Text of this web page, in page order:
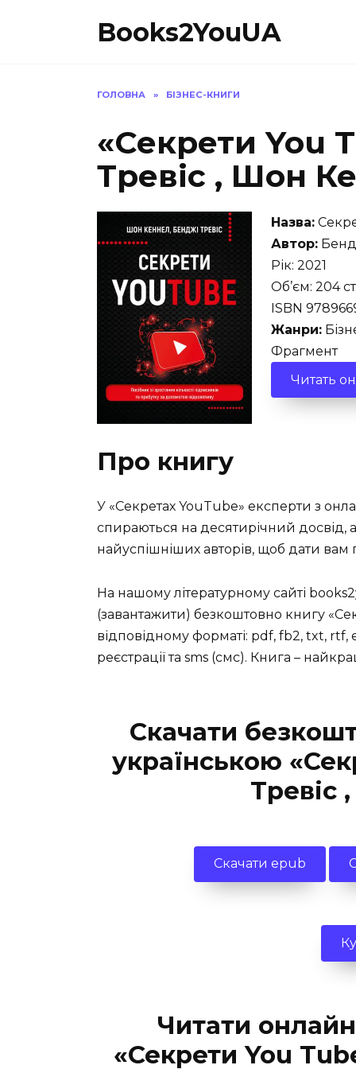
Books2YouUA
ГОЛОВНА » БІЗНЕС-КНИГИ
«Секрети You
Тревіс , Шон
Назва:
Автор:
Рік: 2021
Об’єм: 204
ISBN
Жанри:
Фрагмент
Читать
Про книгу
У «Секретах YouTube» експерти з
спираються на десятирічний досвід,
найуспішніших авторів, щоб дати
На нашому літературному сайті
(завантажити) безкоштовно книгу
відповідному форматі: pdf, fb2, txt,
реєстрації та sms (смс). Книга –
Скачати
українською
Тревіс
Скачати epub
Читати
«Секрети You